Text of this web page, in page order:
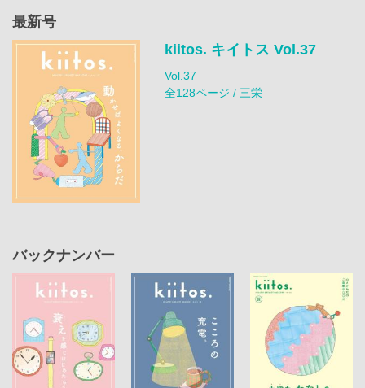
最新号
kiitos. キイトス Vol.37
Vol.37
全128ページ / 三栄
バックナンバー